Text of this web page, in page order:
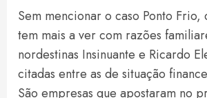
Sem mencionar o caso Ponto Frio,
tem mais a ver com razões
nordestinas Insinuante e Ricardo
citadas entre as de situação
São empresas que apostaram no